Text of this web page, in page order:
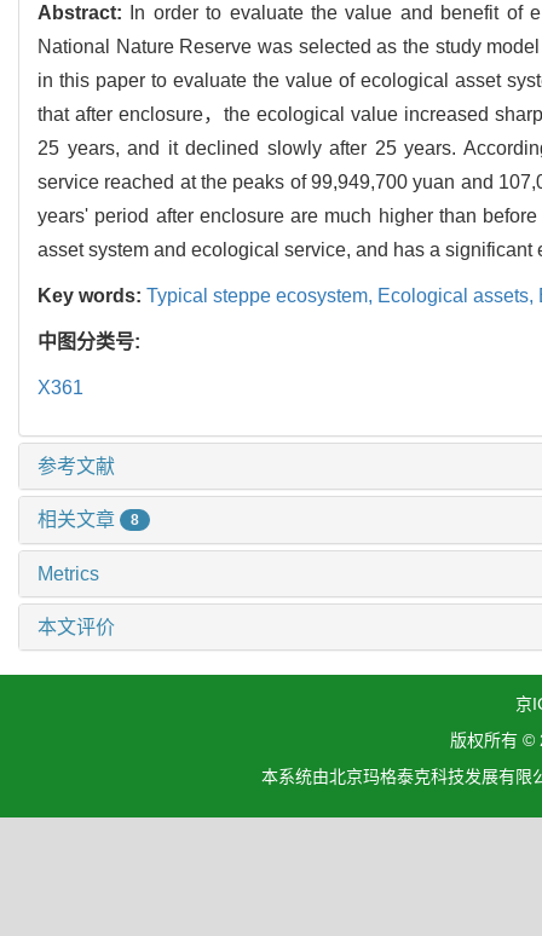
Abstract:
In order to evaluate the value and benefit of
National Nature Reserve was selected as the study
in this paper to evaluate the value of ecological asset
that after enclosure，the ecological value increased
25 years, and it declined slowly after 25 years.
service reached at the peaks of 99,949,700 yuan and
years' period after enclosure are much higher than
asset system and ecological service, and has a significant
Key words: Typical steppe ecosystem, Ecological assets,
中图分类号:
X361
参考文献
相关文章 8
Metrics
本文评价
京
版权所有 ©
本系统由北京玛格泰克科技发展有